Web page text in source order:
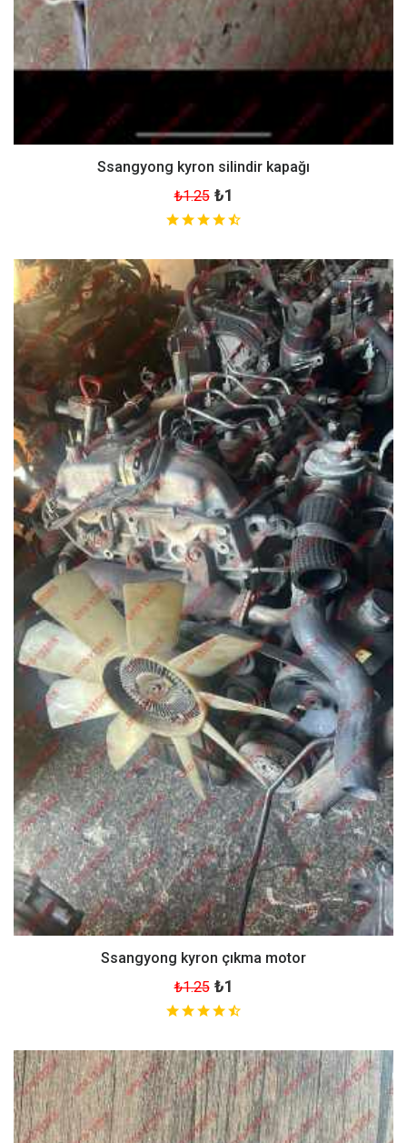
Ssangyong kyron silindir kapağı
₺1.25 ₺1
Ssangyong kyron çıkma motor
₺1.25 ₺1